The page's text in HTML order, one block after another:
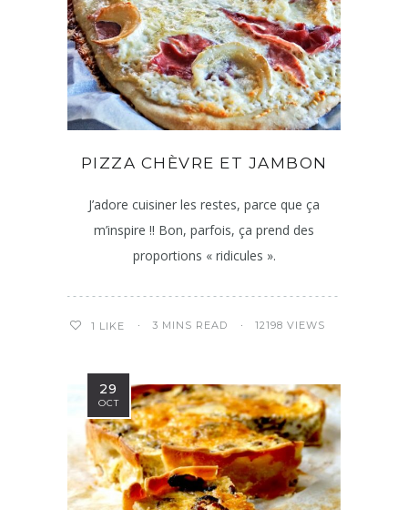
PIZZA CHÈVRE ET JAMBON
J’adore cuisiner les restes, parce que ça
m’inspire !! Bon, parfois, ça prend des
proportions « ridicules ».
1 LIKE 3 MINS READ 12198 VIEWS
29
OCT